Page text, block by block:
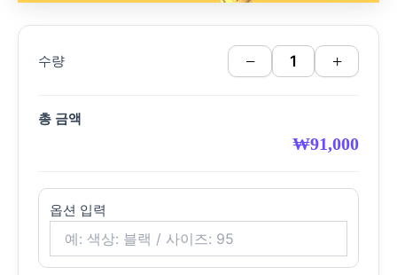
수량 − +
총 금액
₩91,000
옵션 입력